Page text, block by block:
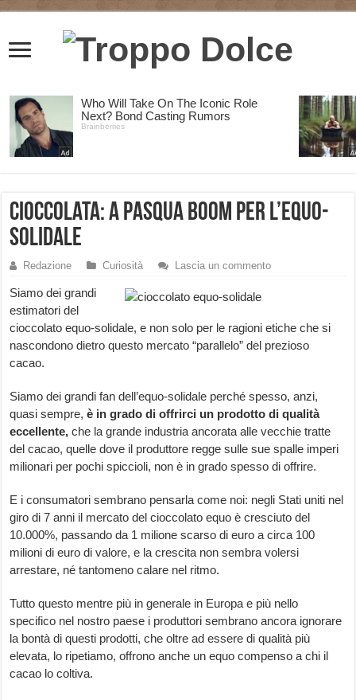
Cioccolata: a Pasqua boom per l’equo-
solidale
Redazione Curiosità Lascia un commento
Siamo dei grandi
estimatori del
cioccolato equo-solidale, e non solo per le ragioni etiche che si
nascondono dietro questo mercato “parallelo” del prezioso
cacao.
Siamo dei grandi fan dell’equo-solidale perché spesso, anzi,
quasi sempre,è in grado di offrirci un prodotto di qualità
eccellente,che la grande industria ancorata alle vecchie tratte
del cacao, quelle dove il produttore regge sulle sue spalle imperi
milionari per pochi spiccioli, non è in grado spesso di offrire.
E i consumatori sembrano pensarla come noi: negli Stati uniti nel
giro di 7 anni il mercato del cioccolato equo è cresciuto del
10.000%, passando da 1 milione scarso di euro a circa 100
milioni di euro di valore, e la crescita non sembra volersi
arrestare, né tantomeno calare nel ritmo.
Tutto questo mentre più in generale in Europa e più nello
specifico nel nostro paese i produttori sembrano ancora ignorare
la bontà di questi prodotti, che oltre ad essere di qualità più
elevata, lo ripetiamo, offrono anche un equo compenso a chi il
cacao lo coltiva.